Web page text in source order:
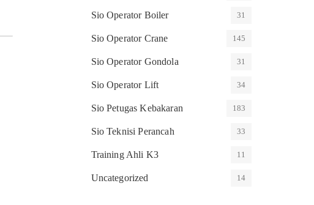
Sio Operator Boiler 31
Sio Operator Crane 145
Sio Operator Gondola 31
Sio Operator Lift 34
Sio Petugas Kebakaran 183
Sio Teknisi Perancah 33
Training Ahli K3 11
Uncategorized 14